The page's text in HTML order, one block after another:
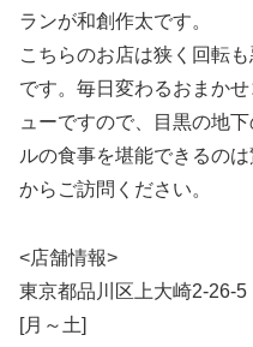
ランが和創作太です。
こちらのお店は狭く回転
です。毎日変わるおまか
ューですので、目黒の地
ルの食事を堪能できるの
からご訪問ください。
<店舗情報>
東京都品川区上大崎2-26-
[月～土]